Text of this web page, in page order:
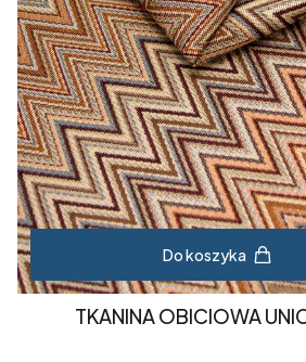
Do koszyka
TKANINA OBICIOWA